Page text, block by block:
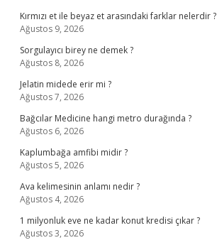
Kırmızı et ile beyaz et arasındaki farklar nelerdir ?
Ağustos 9, 2026
Sorgulayıcı birey ne demek ?
Ağustos 8, 2026
Jelatin midede erir mi ?
Ağustos 7, 2026
Bağcılar Medicine hangi metro durağında ?
Ağustos 6, 2026
Kaplumbağa amfibi midir ?
Ağustos 5, 2026
Ava kelimesinin anlamı nedir ?
Ağustos 4, 2026
1 milyonluk eve ne kadar konut kredisi çıkar ?
Ağustos 3, 2026